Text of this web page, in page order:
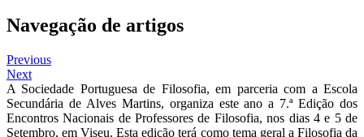
Navegação de artigos
Previous
Next
A Sociedade Portuguesa de Filosofia, em parceria com a Escola
Secundária de Alves Martins, organiza este ano a 7.ª Edição dos
Encontros Nacionais de Professores de Filosofia, nos dias 4 e 5 de
Setembro, em Viseu. Esta edição terá como tema geral a Filosofia da